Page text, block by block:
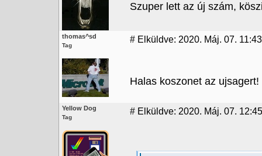
Szuper lett az új szám,
thomas^sd
Tag
# Elküldve: 2020. Máj. 07. 11:43
Halas koszonet az ujsagert!
Yellow Dog
Tag
# Elküldve: 2020. Máj. 07. 12:45